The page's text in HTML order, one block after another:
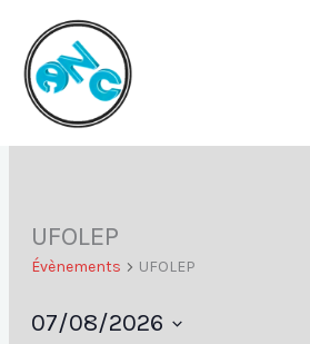
Contenu
UFOLEP
Évènements UFOLEP
07/08/2026